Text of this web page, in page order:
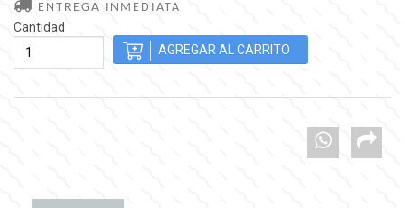
ENTREGA INMEDIATA
Cantidad